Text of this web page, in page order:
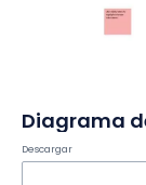
Descargar